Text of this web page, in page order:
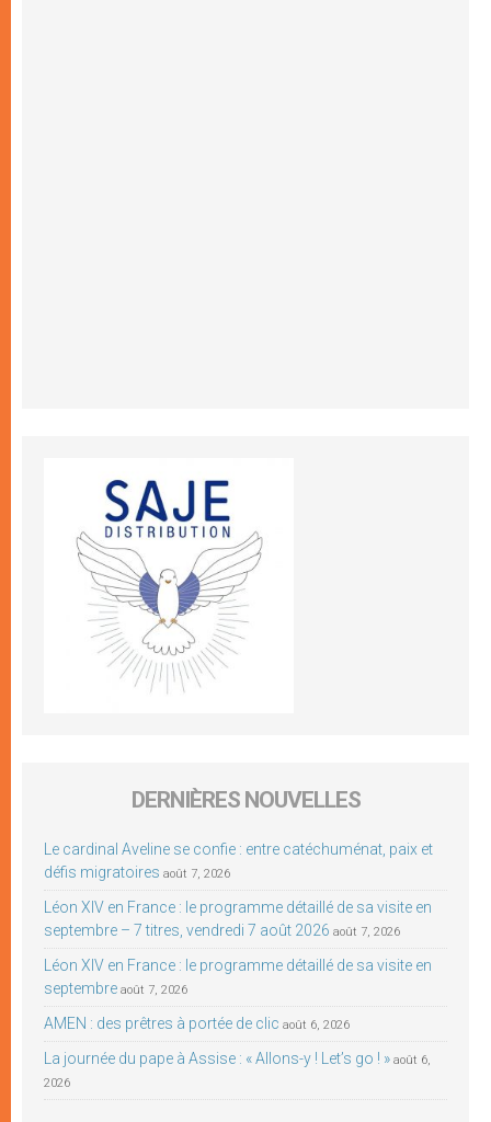
DERNIÈRES NOUVELLES
Le cardinal Aveline se confie : entre catéchuménat, paix et
défis migratoires août 7, 2026
Léon XIV en France : le programme détaillé de sa visite en
septembre – 7 titres, vendredi 7 août 2026 août 7, 2026
Léon XIV en France : le programme détaillé de sa visite en
septembre août 7, 2026
AMEN : des prêtres à portée de clic août 6, 2026
La journée du pape à Assise : « Allons-y ! Let’s go ! » août 6,
2026